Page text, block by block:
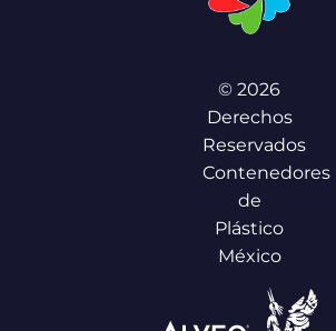
© 2026
Derechos
Reservados
Contenedores
de
Plástico
México